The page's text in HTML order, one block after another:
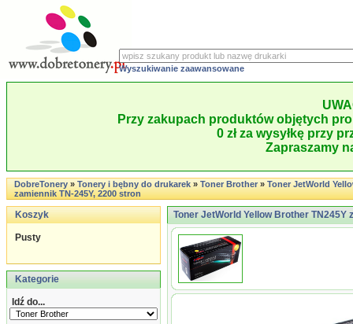
Wyszukiwanie zaawansowane
Przy zakupach produktów objętych
0 zł za wysyłkę przy
Zapraszamy
DobreTonery»Tonery i bębny do drukarek»Toner Brother»Toner JetWorld
zamiennik TN-245Y, 2200 stron
Koszyk
Pusty
Kategorie
Idź do...
Toner JetWorld Yellow Brother TN245Y